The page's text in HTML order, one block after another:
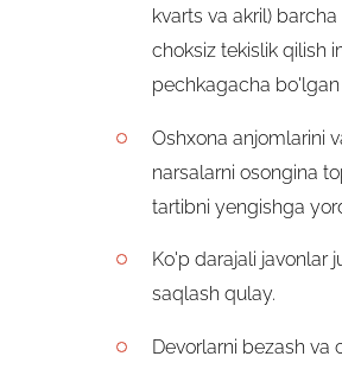
kvarts va akril)
choksiz tekislik qilish
pechkagacha
Oshxona anjomlarini
narsalarni osongina
tartibni yengishga
Ko'p darajali javonlar
saqlash qulay.
Devorlarni bezash